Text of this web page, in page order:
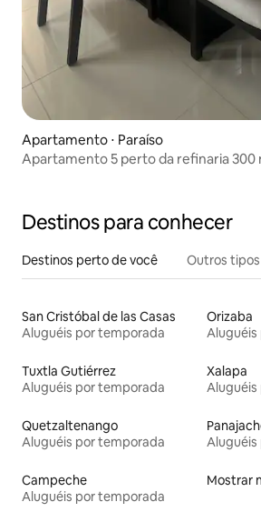
Apartamento ⋅ Paraíso
Apartamento 5 perto da refinaria 300
Destinos para conhecer
Destinos perto de você Outros
San Cristóbal de las Casas
Aluguéis por temporada
Orizaba
Tuxtla Gutiérrez
Aluguéis por temporada
Xalapa
Quetzaltenango
Aluguéis por temporada
Campeche
Aluguéis por temporada
Mostrar